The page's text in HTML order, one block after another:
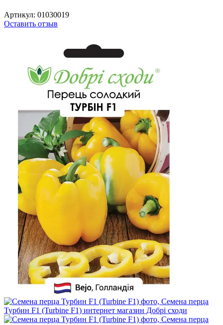
Артикул: 01030019
Оставить отзыв